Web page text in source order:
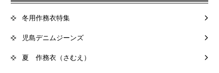
冬用作務衣特集
児島デニムジーンズ
夏 作務衣（さむえ）